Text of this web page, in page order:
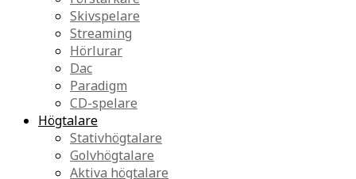
Skivspelare
Streaming
Hörlurar
Dac
Paradigm
CD-spelare
Högtalare
Stativhögtalare
Golvhögtalare
Aktiva högtalare